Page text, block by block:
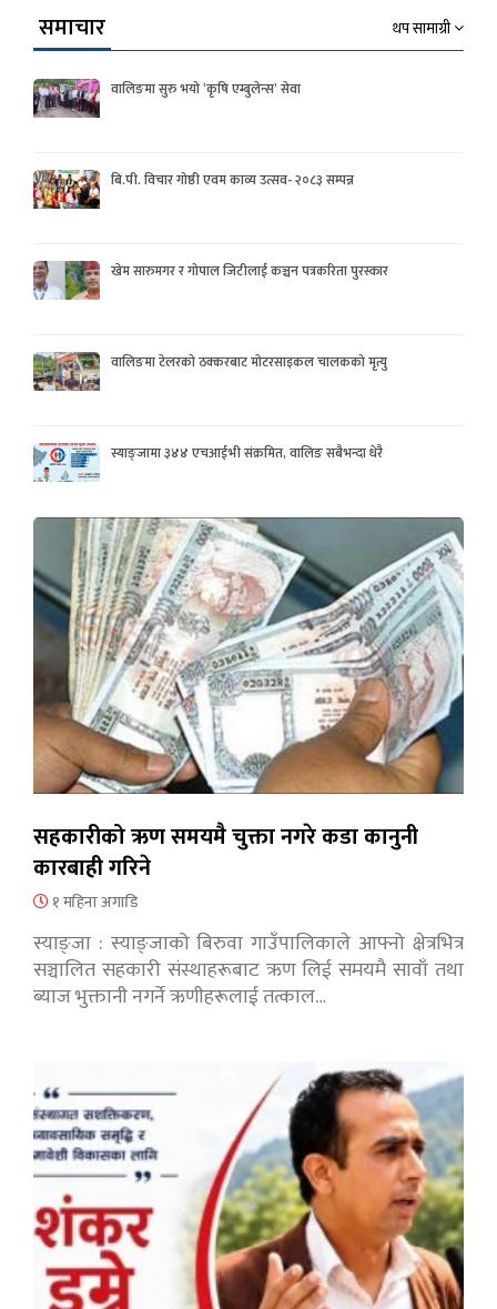
समाचार थप सामाग्री
वालिङमा सुरु भयो ‘कृषि एम्बुलेन्स’ सेवा
बि.पी. विचार गोष्ठी एवम काव्य उत्सव- २०८३ सम्पन्न
खेम सारुमगर र गोपाल जिटीलाई कञ्चन पत्रकरिता पुरस्कार
वालिङमा टेलरको ठक्करबाट मोटरसाइकल चालकको मृत्यु
स्याङ्जामा ३४४ एचआईभी संक्रमित, वालिङ सबैभन्दा धेरै
सहकारीको ऋण समयमै चुक्ता नगरे कडा कानुनी
कारबाही गरिने
१ महिना अगाडि
स्याङ्जा : स्याङ्जाको बिरुवा गाउँपालिकाले आफ्नो क्षेत्रभित्र
सञ्चालित सहकारी संस्थाहरूबाट ऋण लिई समयमै सावाँ तथा
ब्याज भुक्तानी नगर्ने ऋणीहरूलाई तत्काल…